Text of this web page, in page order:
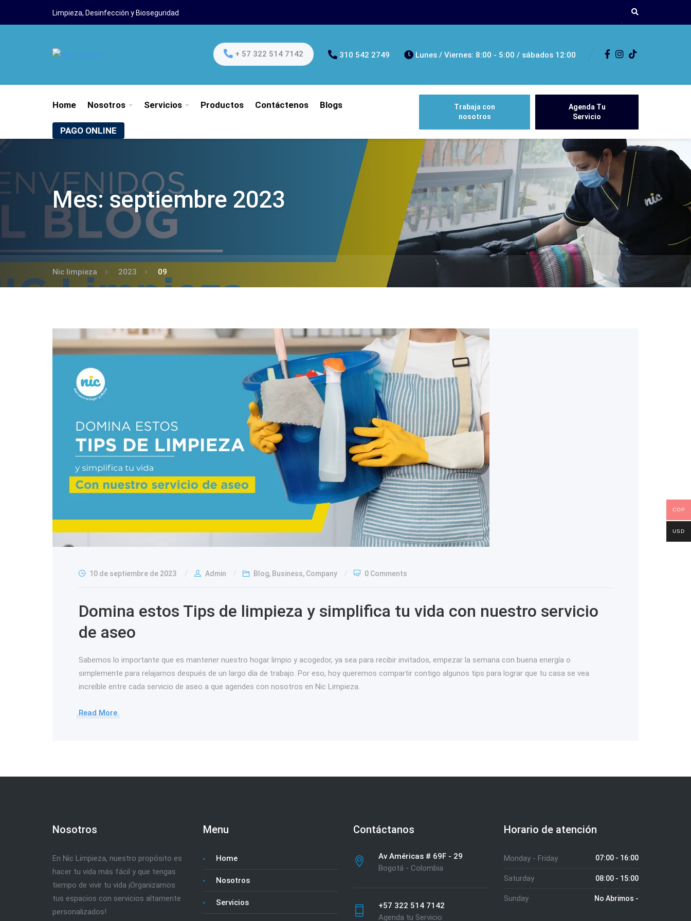
Limpieza, Desinfección y Bioseguridad
+ 57 322 514 7142 310 542 2749 Lunes / Viernes: 8:00 - 5:00 / sábados 12:00
Home Nosotros Servicios Productos Contáctenos Blogs
PAGO ONLINE
Trabaja con
nosotros
Agenda Tu
Servicio
Mes: septiembre 2023
Nic limpieza 2023 09
10 de septiembre de 2023 Admin Blog, Business, Company 0 Comments
Domina estos Tips de limpieza y simplifica tu vida con nuestro servicio
de aseo
Sabemos lo importante que es mantener nuestro hogar limpio y acogedor, ya sea para recibir invitados, empezar la semana con buena energía o
simplemente para relajarnos después de un largo día de trabajo. Por eso, hoy queremos compartir contigo algunos tips para lograr que tu casa se vea
increíble entre cada servicio de aseo a que agendes con nosotros en Nic Limpieza.
Read More
Nosotros
En Nic Limpieza, nuestro propósito es
hacer tu vida más fácil y que tengas
tiempo de vivir tu vida ¡Organizamos
tus espacios con servicios altamente
personalizados!
Menu
Home
Nosotros
Servicios
Contáctanos
Av Américas # 69F - 29
Bogotá - Colombia
+57 322 514 7142
Agenda tu Servicio
Horario de atención
Monday - Friday 07:00 - 16:00
Saturday 08:00 - 15:00
Sunday No Abrimos -
COP
USD